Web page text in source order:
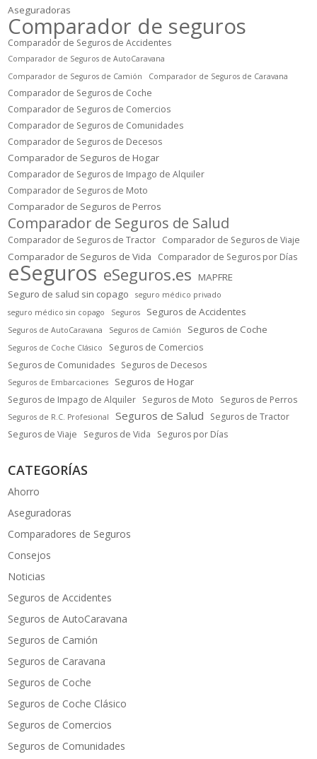
Aseguradoras
Comparador de seguros
Comparador de Seguros de Accidentes
Comparador de Seguros de AutoCaravana
Comparador de Seguros de Camión
Comparador de Seguros de Caravana
Comparador de Seguros de Coche
Comparador de Seguros de Comercios
Comparador de Seguros de Comunidades
Comparador de Seguros de Decesos
Comparador de Seguros de Hogar
Comparador de Seguros de Impago de Alquiler
Comparador de Seguros de Moto
Comparador de Seguros de Perros
Comparador de Seguros de Salud
Comparador de Seguros de Tractor Comparador de Seguros de Viaje
Comparador de Seguros de Vida Comparador de Seguros por Días
eSeguros eSeguros.es MAPFRE
Seguro de salud sin copago
seguro médico privado
seguro médico sin copago
Seguros Seguros de Accidentes
Seguros de AutoCaravana Seguros de Camión Seguros de Coche
Seguros de Coche Clásico
Seguros de Comercios
Seguros de Comunidades Seguros de Decesos
Seguros de Embarcaciones Seguros de Hogar
Seguros de Impago de Alquiler Seguros de Moto Seguros de Perros
Seguros de R.C. Profesional Seguros de Salud
Seguros de Tractor
Seguros de Viaje
Seguros de Vida Seguros por Días
CATEGORÍAS
Ahorro
Aseguradoras
Comparadores de Seguros
Consejos
Noticias
Seguros de Accidentes
Seguros de AutoCaravana
Seguros de Camión
Seguros de Caravana
Seguros de Coche
Seguros de Coche Clásico
Seguros de Comercios
Seguros de Comunidades